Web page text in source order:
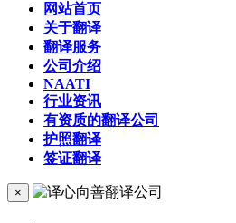
网站首页
关于翻译
翻译服务
公司介绍
NAATI
行业资讯
有资质的翻译公司
护照翻译
签证翻译
×